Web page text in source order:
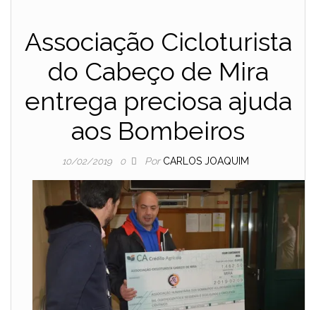
Associação Cicloturista
do Cabeço de Mira
entrega preciosa ajuda
aos Bombeiros
10/02/2019 0 Por CARLOS JOAQUIM